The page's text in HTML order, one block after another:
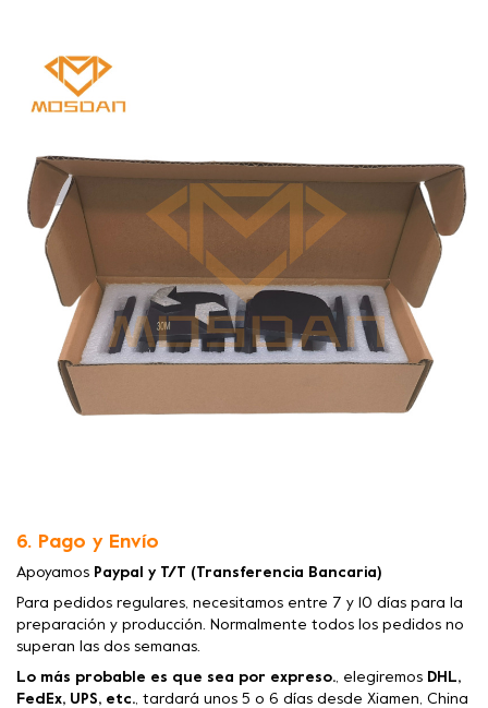
6. Pago y Envío
Apoyamos Paypal y T/T (Transferencia Bancaria)
Para pedidos regulares, necesitamos entre 7 y 10 días para la
preparación y producción. Normalmente todos los pedidos no
superan las dos semanas.
Lo más probable es que sea por expreso., elegiremos DHL,
FedEx, UPS, etc., tardará unos 5 o 6 días desde Xiamen, China